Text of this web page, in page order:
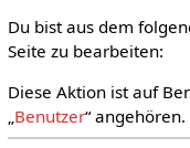
Du bist aus dem
Seite zu bearbeiten:
Diese Aktion ist auf
„Benutzer“ angehören.